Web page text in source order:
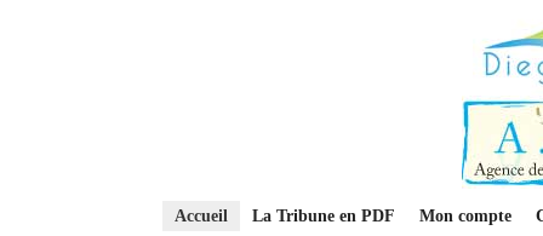
Accueil La Tribune en PDF Mon compte